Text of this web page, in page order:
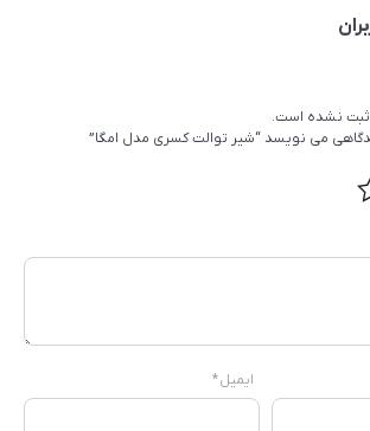
ثبت نشده است.
می نویسد “شیر توالت کسری مدل امگا”
ایمیل*